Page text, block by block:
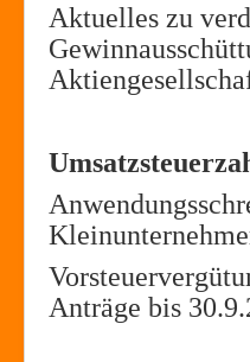
Aktuelles zu
Anträge bis